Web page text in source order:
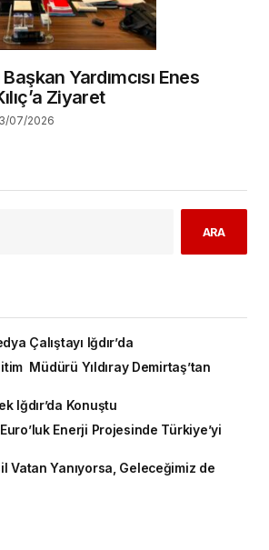
Yardımcısı Enes
Ziyaret
07/2026
ARA
Çalıştayı Iğdır’da
Müdürü Yıldıray Demirtaş’tan
Iğdır’da Konuştu
Enerji Projesinde Türkiye’yi
Vatan Yanıyorsa, Geleceğimiz de